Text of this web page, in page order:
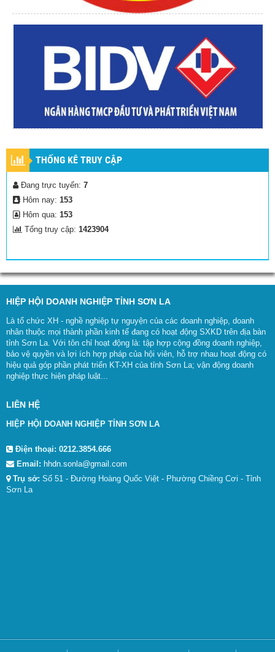
THỐNG KÊ TRUY CẬP
Đang trực tuyến: 7
Hôm nay: 153
Hôm qua: 153
Tổng truy cập: 1423904
HIỆP HỘI DOANH NGHIỆP TỈNH SƠN LA
Là tổ chức XH - nghề nghiệp tự nguyện của các doanh nghiệp, doanh
nhân thuộc mọi thành phần kinh tế đang có hoạt động SXKD trên địa bàn
tỉnh Sơn La. Với tôn chỉ hoạt động là: tập hợp cộng đồng doanh nghiệp,
bảo vệ quyền và lợi ích hợp pháp của hội viên, hỗ trợ nhau hoạt động có
hiệu quả góp phần phát triển KT-XH của tỉnh Sơn La; vận động doanh
nghiệp thực hiện pháp luật...
LIÊN HỆ
HIỆP HỘI DOANH NGHIỆP TỈNH SƠN LA
Điện thoại: 0212.3854.666
Email: hhdn.sonla@gmail.com
Trụ sở: Số 51 - Đường Hoàng Quốc Việt - Phường Chiềng Cơi - Tỉnh
Sơn La